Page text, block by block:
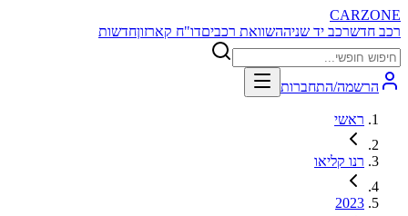
CARZONE
רכב חדשרכב יד שניההשוואת רכביםדו"ח קארזוןחדשות
הרשמה/התחברות
ראשי
רנו קליאו
2023